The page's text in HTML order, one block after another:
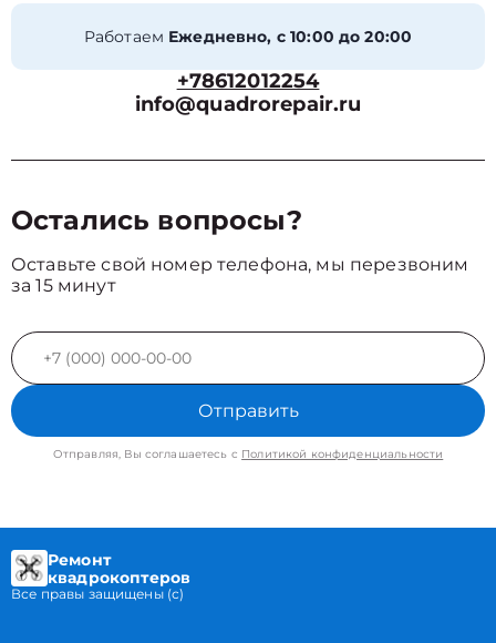
Работаем Ежедневно, с 10:00 до 20:00
+78612012254
info@quadrorepair.ru
Остались вопросы?
Оставьте свой номер телефона, мы перезвоним
за 15 минут
Отправить
Отправляя, Вы соглашаетесь с Политикой конфиденциальности
Ремонт
квадрокоптеров
Все правы защищены (с)